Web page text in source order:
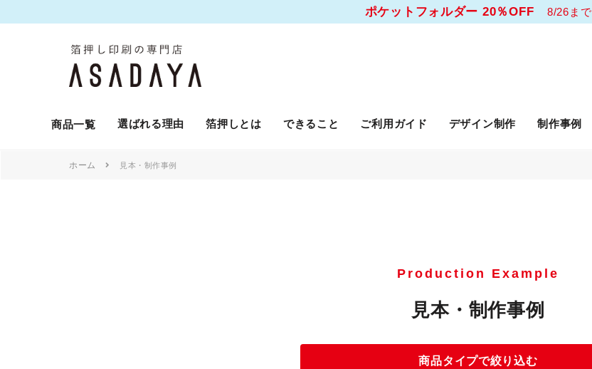
ポケットフォルダー 20％OFF 8/26まで
商品一覧 選ばれる理由 箔押しとは できること ご利用ガイド デザイン制作 制作事例
ホーム 見本・制作事例
Production Example
見本・制作事例
商品タイプで絞り込む